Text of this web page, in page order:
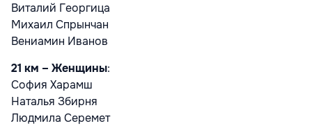
Виталий Георгица
Михаил Спрынчан
Вениамин Иванов
21 км – Женщины:
София Харамш
Наталья Збирня
Людмила Серемет